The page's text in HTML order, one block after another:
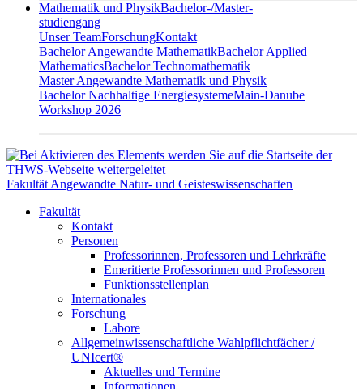
Mathematik und PhysikBachelor-/Master-
studiengang
Unser TeamForschungKontakt
Bachelor Angewandte MathematikBachelor Applied
MathematicsBachelor Technomathematik
Master Angewandte Mathematik und Physik
Bachelor Nachhaltige EnergiesystemeMain-Danube
Workshop 2026
Fakultät Angewandte Natur- und Geisteswissenschaften
Fakultät
Kontakt
Personen
Professorinnen, Professoren und Lehrkräfte
Emeritierte Professorinnen und Professoren
Funktionsstellenplan
Internationales
Forschung
Labore
Allgemeinwissenschaftliche Wahlpflichtfächer /
UNIcert®
Aktuelles und Termine
Informationen